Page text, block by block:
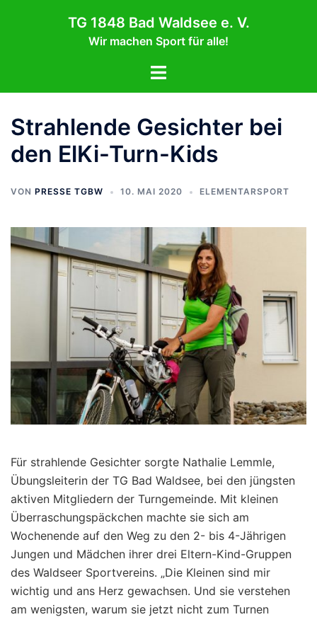
TG 1848 Bad Waldsee e. V.
Wir machen Sport für alle!
Menü
Strahlende Gesichter bei
den ElKi-Turn-Kids
VON PRESSE TGBW 10. MAI 2020 ELEMENTARSPORT
Für strahlende Gesichter sorgte Nathalie Lemmle,
Übungsleiterin der TG Bad Waldsee, bei den jüngsten
aktiven Mitgliedern der Turngemeinde. Mit kleinen
Überraschungspäckchen machte sie sich am
Wochenende auf den Weg zu den 2- bis 4-Jährigen
Jungen und Mädchen ihrer drei Eltern-Kind-Gruppen
des Waldseer Sportvereins. „Die Kleinen sind mir
wichtig und ans Herz gewachsen. Und sie verstehen
am wenigsten, warum sie jetzt nicht zum Turnen